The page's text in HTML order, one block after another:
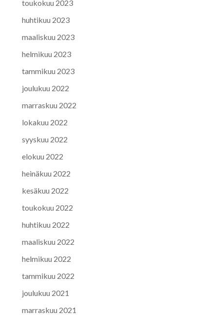
toukokuu 2023
huhtikuu 2023
maaliskuu 2023
helmikuu 2023
tammikuu 2023
joulukuu 2022
marraskuu 2022
lokakuu 2022
syyskuu 2022
elokuu 2022
heinäkuu 2022
kesäkuu 2022
toukokuu 2022
huhtikuu 2022
maaliskuu 2022
helmikuu 2022
tammikuu 2022
joulukuu 2021
marraskuu 2021